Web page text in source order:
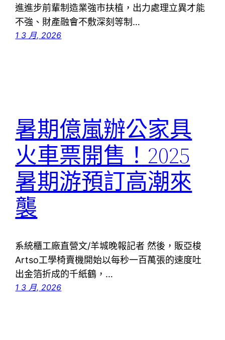
進進步前輩制造業強市扶植，出力處理立異才能
不強、財產融會不敷深刻等制…
1 3 月, 2026
暑期億嵐辦公家具
火車票開售！2025
暑期游預訂高潮來
襲
系統櫃工廠直營文/羊城晚報記者 然後，販亞梭
Artso工學椅賣機開始以每秒一百萬張的速度吐
出金箔折成的千紙鶴，…
1 3 月, 2026